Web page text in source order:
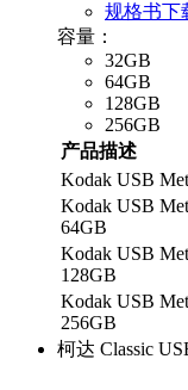
规格书下
容量：
32GB
64GB
128GB
256GB
产品描述
Kodak USB
Kodak USB
64GB
Kodak USB
128GB
Kodak USB
256GB
柯达 Classic